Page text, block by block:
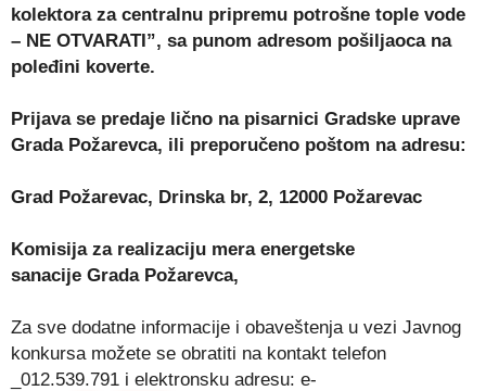
kolektora za centralnu pripremu potrošne tople vode
– NE OTVARATI”, sa punom adresom pošiljaoca na
poleđini koverte.
Prijava se predaje lično na pisarnici Gradske uprave
Grada Požarevca, ili preporučeno poštom na adresu:
Grad Požarevac, Drinska br, 2, 12000 Požarevac
Komisija za realizaciju mera energetske
sanacije Grada Požarevca,
Za sve dodatne informacije i obaveštenja u vezi Javnog
konkursa možete se obratiti na kontakt telefon
_012.539.791 i elektronsku adresu: e-